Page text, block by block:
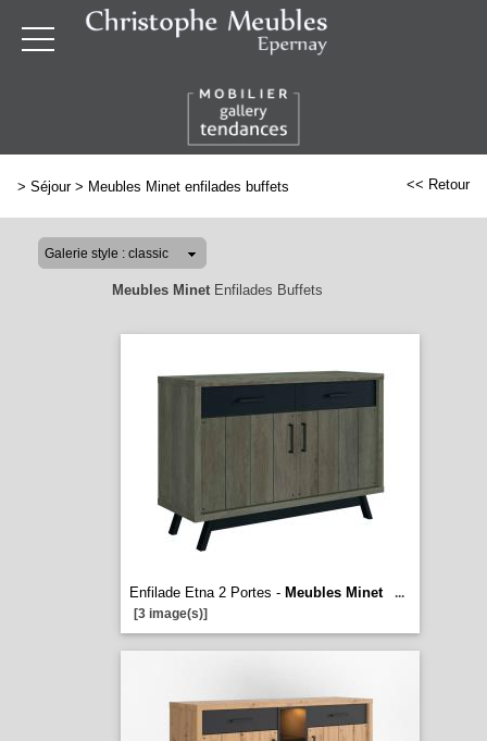
> Séjour> Meubles Minet enfilades buffets << Retour
Meubles MinetEnfilades Buffets
Enfilade Etna 2 Portes - Meubles Minet
...
[3 image(s)]